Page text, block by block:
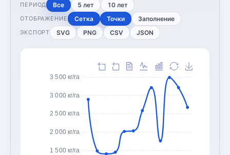
ПЕРИОД Все 5 лет 10 лет
ОТОБРАЖЕНИЕ Сетка Точки Заполнение
ЭКСПОРТ SVG PNG CSV JSON
1 500 кг/га
2 000 кг/га
2 500 кг/га
3 000 кг/га
3 500 кг/га